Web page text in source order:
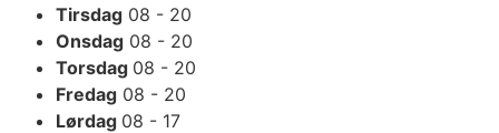
Tirsdag 08 - 20
Onsdag 08 - 20
Torsdag 08 - 20
Fredag 08 - 20
Lørdag 08 - 17